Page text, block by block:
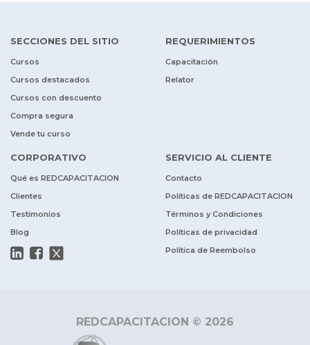
SECCIONES DEL SITIO
Cursos
Cursos destacados
Cursos con descuento
Compra segura
Vende tu curso
REQUERIMIENTOS
Capacitación
Relator
CORPORATIVO
Qué es REDCAPACITACION
Clientes
Testimonios
Blog
SERVICIO AL CLIENTE
Contacto
Políticas de REDCAPACITACION
Términos y Condiciones
Políticas de privacidad
Política de Reembolso
REDCAPACITACION © 2026